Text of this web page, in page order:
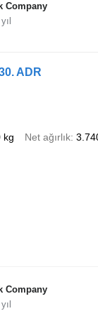
Company
ADR
kg Net ağırlık
Company